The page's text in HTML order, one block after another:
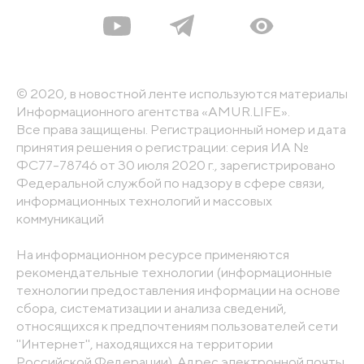
© 2020, в новостной ленте используются материалы
Информационного агентства «AMUR.LIFE».
Все права защищены. Регистрационный номер и дата
принятия решения о регистрации: серия ИА №
ФС77-78746 от 30 июля 2020 г., зарегистрировано
Федеральной службой по надзору в сфере связи,
информационных технологий и массовых
коммуникаций
На информационном ресурсе применяются
рекомендательные технологии (информационные
технологии предоставления информации на основе
сбора, систематизации и анализа сведений,
относящихся к предпочтениям пользователей сети
"Интернет", находящихся на территории